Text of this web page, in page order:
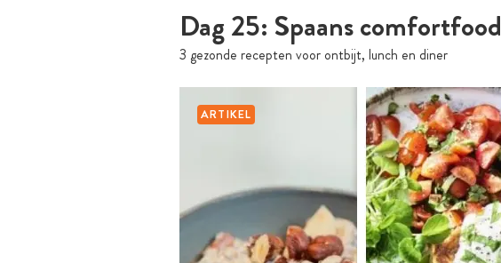
Dag 25: Spaans comfortfood
3 gezonde recepten voor ontbijt, lunch en diner
ARTIKEL